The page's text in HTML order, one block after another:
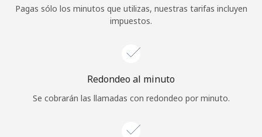
Iniciar Sesión
Pagas sólo los minutos que utilizas, nuestras tarifas incluyen
impuestos.
Redondeo al minuto
Se cobrarán las llamadas con redondeo por minuto.